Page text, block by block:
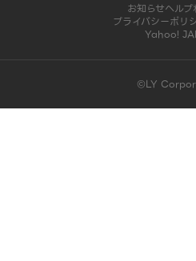
お知らせヘルプ
プライバシーポリ
Yahoo!
©LY
このコンテンツは掲載が終了し